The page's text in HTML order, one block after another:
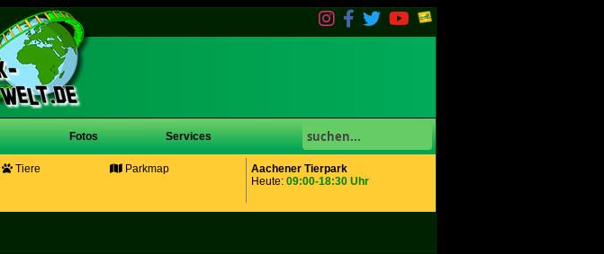
Fotos Services
Aachener Tierpark
Heute: 09:00-18:30 Uhr
Tiere Parkmap